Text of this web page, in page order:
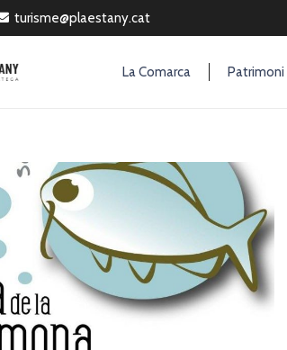
turisme@plaestany.cat
La Comarca Patrimoni